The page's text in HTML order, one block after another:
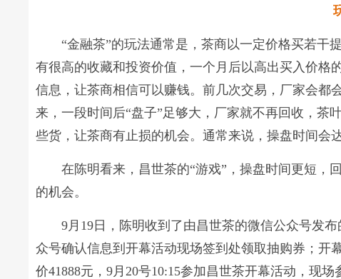
“金融茶”的玩法通常是，茶商以一定价格买若
有很高的收藏和投资价值，一个月后以高出买入价格
信息，让茶商相信可以赚钱。前几次交易，厂家会都
来，一段时间后“盘子”足够大，厂家就不再回收，茶
些货，让茶商有止损的机会。通常来说，操盘时间会
在陈明看来，昌世茶的“游戏”，操盘时间更短，
的机会。
9月19日，陈明收到了由昌世茶的微信公众号发
众号确认信息到开幕活动现场签到处领取抽购券；开
价41888元，9月20号10:15参加昌世茶开幕活动，现